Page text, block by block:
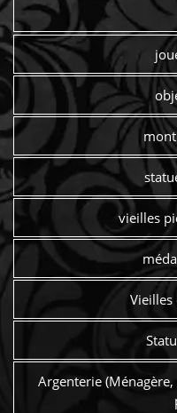
vieilles
Vieilles
Argenterie